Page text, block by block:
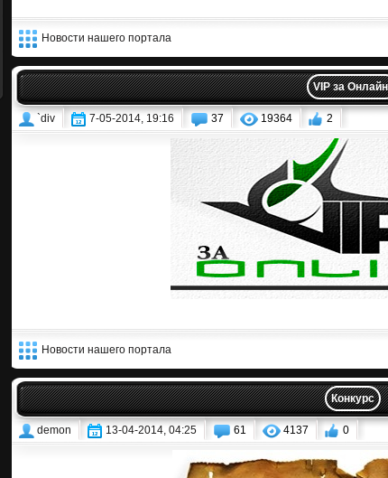
Новости нашего портала
VIP за
`div 7-05-2014, 19:16 37 19364 2
Новости нашего портала
Конкурс
demon 13-04-2014, 04:25 61 4137 0